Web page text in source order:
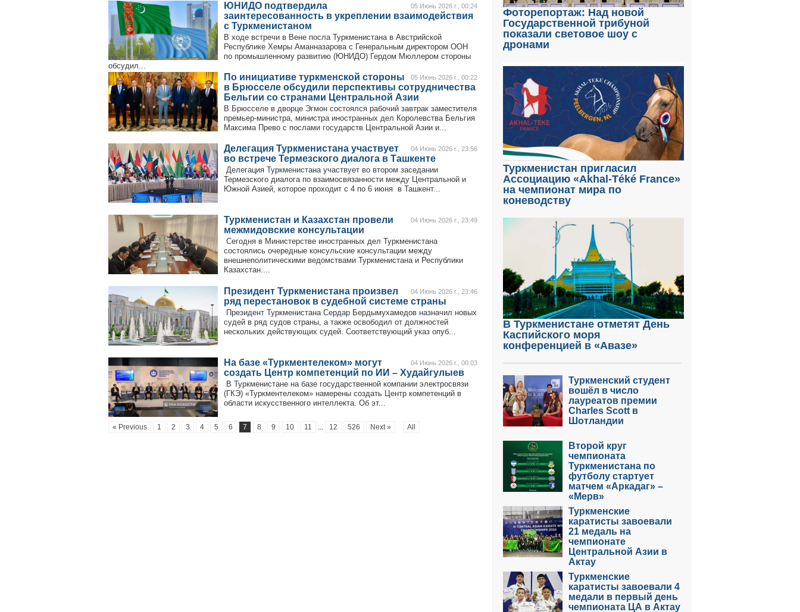
05 Июнь 2026 г., 00:24
ЮНИДО подтвердила
заинтересованность в укреплении взаимодействия
с Туркменистаном
В ходе встречи в Вене посла Туркменистана в Австрийской
Республике Хемры Аманназарова с Генеральным директором ООН
по промышленному развитию (ЮНИДО) Гердом Мюллером стороны
обсудил...
05 Июнь 2026 г., 00:22
По инициативе туркменской стороны
в Брюсселе обсудили перспективы сотрудничества
Бельгии со странами Центральной Азии
В Брюсселе в дворце Эгмон состоялся рабочий завтрак заместителя
премьер-министра, министра иностранных дел Королевства Бельгия
Максима Прево с послами государств Центральной Азии и...
04 Июнь 2026 г., 23:56
Делегация Туркменистана участвует
во встрече Термезского диалога в Ташкенте
Делегация Туркменистана участвует во втором заседании
Термезского диалога по взаимосвязанности между Центральной и
Южной Азией, которое проходит с 4 по 6 июня в Ташкент...
04 Июнь 2026 г., 23:49
Туркменистан и Казахстан провели
межмидовские консультации
Сегодня в Министерстве иностранных дел Туркменистана
состоялись очередные консульские консультации между
внешнеполитическими ведомствами Туркменистана и Республики
Казахстан....
04 Июнь 2026 г., 23:46
Президент Туркменистана произвел
ряд перестановок в судебной системе страны
Президент Туркменистана Сердар Бердымухамедов назначил новых
судей в ряд судов страны, а также освободил от должностей
нескольких действующих судей. Соответствующий указ опуб...
04 Июнь 2026 г., 00:03
На базе «Туркментелеком» могут
создать Центр компетенций по ИИ – Худайгулыев
В Туркменистане на базе государственной компании электросвязи
(ГКЭ) «Туркментелеком» намерены создать Центр компетенций в
области искусственного интеллекта. Об эт...
« Previous 1 2 3 4 5 6 7 8 9 10 11 ... 12 526 Next » All
Фоторепортаж: Над новой
Государственной трибуной
показали световое шоу с
дронами
Туркменистан пригласил
Ассоциацию «Akhal-Téké France»
на чемпионат мира по
коневодству
В Туркменистане отметят День
Каспийского моря
конференцией в «Авазе»
Туркменский студент
вошёл в число
лауреатов премии
Charles Scott в
Шотландии
Второй круг
чемпионата
Туркменистана по
футболу стартует
матчем «Аркадаг» –
«Мерв»
Туркменские
каратисты завоевали
21 медаль на
чемпионате
Центральной Азии в
Актау
Туркменские
каратисты завоевали 4
медали в первый день
чемпионата ЦА в Актау